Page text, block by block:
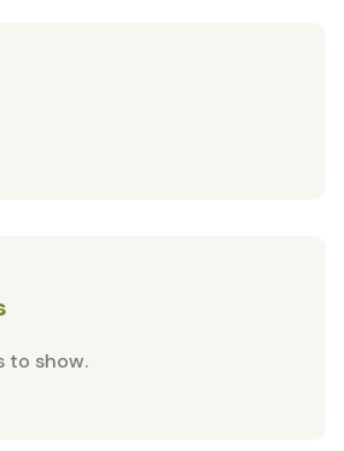
to show.